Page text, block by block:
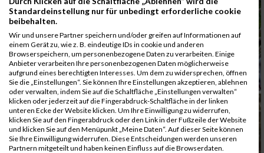
Standardeinstellung nur für unbedingt erforderliche cookie
beibehalten.
Wir und unsere Partner speichern und/oder greifen auf Informationen auf
einem Gerät zu, wie z. B. eindeutige IDs in cookie und anderen
Browserspeichern, um personenbezogene Daten zu verarbeiten. Einige
Anbieter verarbeiten Ihre personenbezogenen Daten möglicherweise
aufgrund eines berechtigten Interesses. Um dem zu widersprechen, öffnen
Sie die „Einstellungen“. Sie können Ihre Einstellungen akzeptieren, ablehnen
oder verwalten, indem Sie auf die Schaltfläche „Einstellungen verwalten“
klicken oder jederzeit auf die Fingerabdruck-Schaltfläche in der linken
unteren Ecke der Website klicken. Um Ihre Einwilligung zu widerrufen,
klicken Sie auf den Fingerabdruck oder den Link in der Fußzeile der Website
und klicken Sie auf den Menüpunkt „Meine Daten“. Auf dieser Seite können
Sie Ihre Einwilligung widerrufen. Diese Entscheidungen werden unseren
Partnern mitgeteilt und haben keinen Einfluss auf die Browserdaten.